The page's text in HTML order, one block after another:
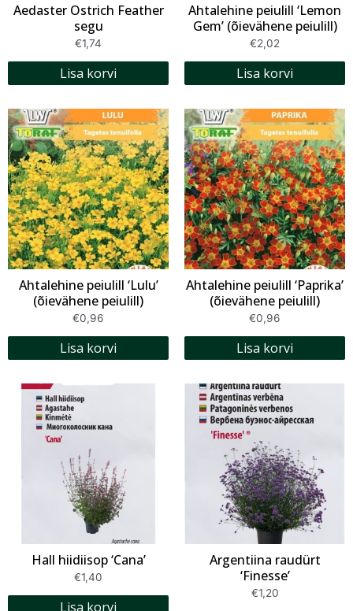
Aedaster Ostrich Feather
segu
€1,74
Lisa korvi
Ahtalehine peiulill ‘Lemon
Gem’ (õievähene peiulill)
€2,02
Lisa korvi
Ahtalehine peiulill ‘Lulu’
(õievähene peiulill)
€0,96
Lisa korvi
Ahtalehine peiulill ‘Paprika’
(õievähene peiulill)
€0,96
Lisa korvi
Hall hiidiisop ‘Cana’
€1,40
Lisa korvi
Argentiina raudürt
‘Finesse’
€1,20